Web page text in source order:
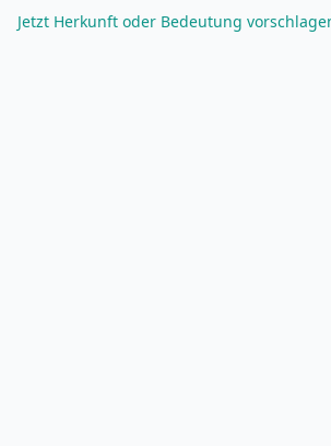
Jetzt Herkunft oder Bedeutung